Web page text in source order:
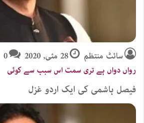
سائٹ منتظم 28 مئی, 2020 0
رواں دواں ہے تری سمت اس سبب سے کوئی
فیصل ہاشمی کی ایک اردو غزل